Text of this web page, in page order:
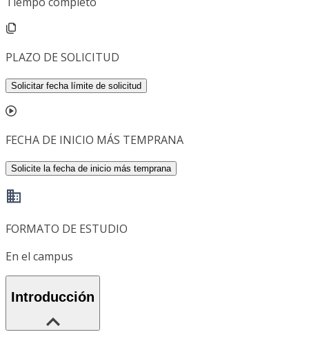
PLAZO DE SOLICITUD
Solicitar fecha límite de solicitud
FECHA DE INICIO MÁS TEMPRANA
Solicite la fecha de inicio más temprana
FORMATO DE ESTUDIO
En el campus
Introducción